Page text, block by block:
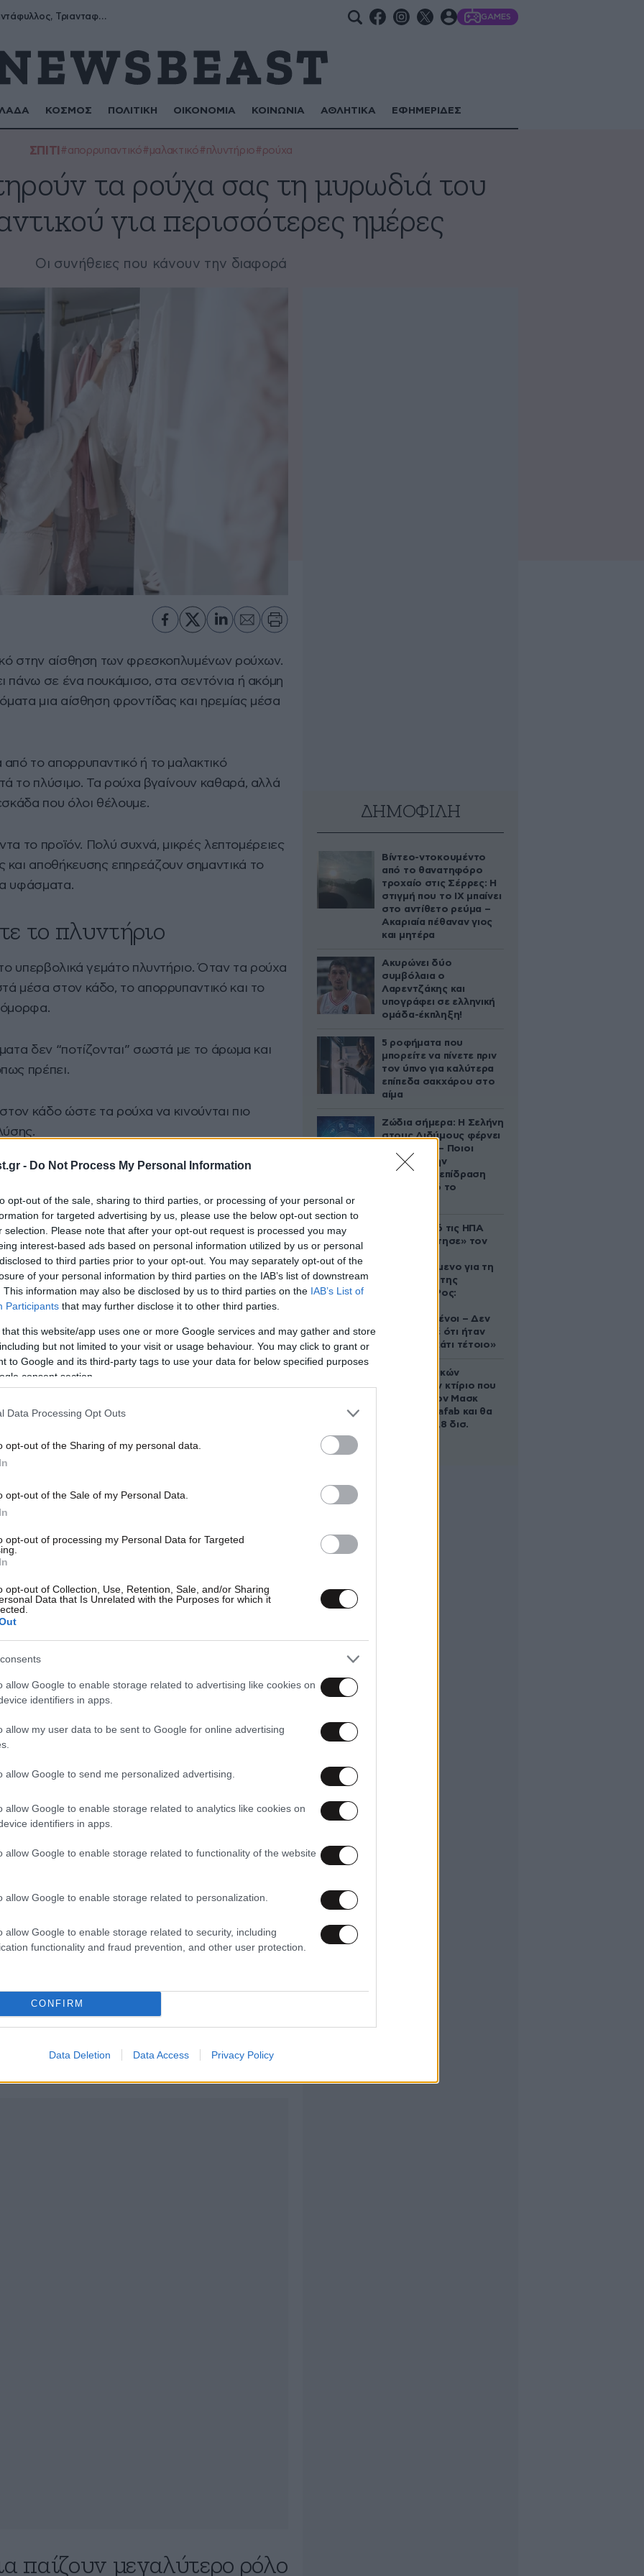
- Do Not Process My Personal Information
opt-out of the sale, sharing to third parties, or processing of your personal or
for targeted advertising by us, please use the below opt-out section to
selection. Please note that after your opt-out request is processed you may
interest-based ads based on personal information utilized by us or personal
to third parties prior to your opt-out. You may separately opt-out of the
of your personal information by third parties on the IAB’s list of downstream
This information may also be disclosed by us to third parties on the IAB’s List of
Participants that may further disclose it to other third parties.
that this website/app uses one or more Google services and may gather and store
but not limited to your visit or usage behaviour. You may click to grant or
to Google and its third-party tags to use your data for below specified purposes
consent section.
Data Processing Opt Outs
opt-out of the Sharing of my personal data.
opt-out of the Sale of my Personal Data.
opt-out of processing my Personal Data for Targeted
opt-out of Collection, Use, Retention, Sale, and/or Sharing
Data that Is Unrelated with the Purposes for which it
allow Google to enable storage related to advertising like cookies on
identifiers in apps.
allow my user data to be sent to Google for online advertising
allow Google to send me personalized advertising.
allow Google to enable storage related to analytics like cookies on
identifiers in apps.
allow Google to enable storage related to functionality of the website
allow Google to enable storage related to personalization.
allow Google to enable storage related to security, including
functionality and fraud prevention, and other user protection.
CONFIRM
Data Deletion Data Access Privacy Policy
Μύρων, Τριαντάφυλλος, Τριανταφυλλιά, Φυλλιώ, Ρόζα GAMES
ΚΟΣΜΟΣ ΠΟΛΙΤΙΚΗ ΟΙΚΟΝΟΜΙΑ ΚΟΙΝΩΝΙΑ ΑΘΛΗΤΙΚΑ ΕΦΗΜΕΡΙΔΕΣ
ΣΠΙΤΙ #απορρυπαντικό#μαλακτικό#πλυντήριο#ρούχα
τα ρούχα σας τη μυρωδιά του
για περισσότερες ημέρες
Οι συνήθειες που κάνουν την διαφορά
στην αίσθηση των φρεσκοπλυμένων ρούχων.
πάνω σε ένα πουκάμισο, στα σεντόνια ή ακόμη
μια αίσθηση φροντίδας και ηρεμίας μέσα
το απορρυπαντικό ή το μαλακτικό
το πλύσιμο. Τα ρούχα βγαίνουν καθαρά, αλλά
που όλοι θέλουμε.
το προϊόν. Πολύ συχνά, μικρές λεπτομέρειες
αποθήκευσης επηρεάζουν σημαντικά το
υφάσματα.
το πλυντήριο
υπερβολικά γεμάτο πλυντήριο. Όταν τα ρούχα
μέσα στον κάδο, το απορρυπαντικό και το
δεν “ποτίζονται” σωστά με το άρωμα και
πρέπει.
κάδο ώστε τα ρούχα να κινούνται πιο
κάνει διαφορά
απαραίτητα περισσότερη μυρωδιά.
μπορεί να αφήσει υπολείμματα στα υφάσματα
που συχνά αλλοιώνει τη φρεσκάδα.
Η σωστή δοσολογία βοηθά το προϊόν να
πιο καθαρό αποτέλεσμα.
καλύτερα το
είναι το σωστό στέγνωμα. Τα ρούχα που
πλυντήριο ή διπλώνονται πριν στεγνώσουν
τη φρεσκάδα τους.
φυσικά σε ανοιχτό χώρο. Ο αέρας βοηθά
μυρωδιά χωρίς να βαραίνει.
υγρασία στις ντουλάπες και στα
ρούχα μπορούν να αποκτήσουν
παίζουν μεγαλύτερο ρόλο
ΔΗΜΟΦΙΛΗ
Βίντεο-ντοκουμέντο
από το θανατηφόρο
τροχαίο στις Σέρρες: Η
στιγμή που το ΙΧ μπαίνει
στο αντίθετο ρεύμα –
Ακαριαία πέθαναν γιος
και μητέρα
Ακυρώνει δύο
συμβόλαια ο
Λαρεντζάκης και
υπογράφει σε ελληνική
ομάδα-έκπληξη!
5 ροφήματα που
μπορείτε να πίνετε πριν
τον ύπνο για καλύτερα
επίπεδα σακχάρου στο
αίμα
Ζώδια σήμερα: Η Σελήνη
στους Διδύμους φέρνει
ανατροπές – Ποιοι
δέχονται την
ευεργετική επίδραση
του Δία από το
Ζευγάρι από τις ΗΠΑ
που «υιοθέτησε» τον
κατηγορούμενο για τη
δολοφονία της
Ελίζαμπεθ Ρος:
συντετριμμένοι – Δεν
έδειξε ποτέ ότι ήταν
ικανός για κάτι τέτοιο»
Το φαραωνικών
διαστάσεων κτίριο που
χτίζει ο Έλον Μασκ
λέγεται Terafab και θα
κοστίσει 16,8 δισ.